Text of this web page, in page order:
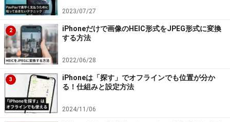
2023/07/27
2
iPhoneだけで画像のHEIC形式をJPEG形式に変換
する方法
2022/06/28
3
iPhoneは「探す」でオフラインでも位置が分か
る！仕組みと設定方法
2024/11/06